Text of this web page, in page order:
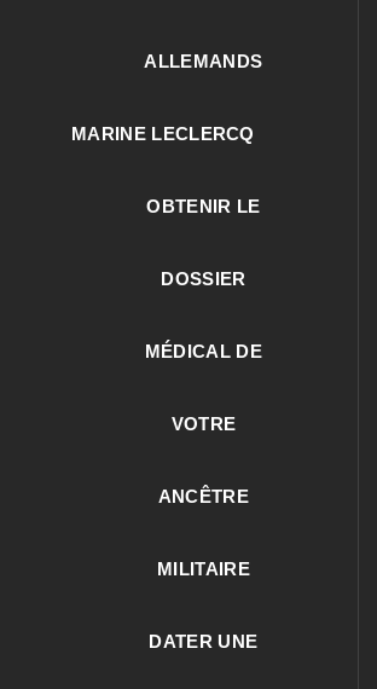
ALLEMANDS
MARINE LECLERCQ
OBTENIR LE
DOSSIER
MÉDICAL DE
VOTRE
ANCÊTRE
MILITAIRE
DATER UNE